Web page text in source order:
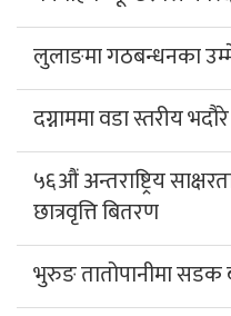
लुलाङमा गठबन्धनका
दग्नाममा वडा स्तरीय
५६औं अन्तराष्ट्रिय
छात्रवृत्ति बितरण
भुरुङ तातोपानीमा सडक